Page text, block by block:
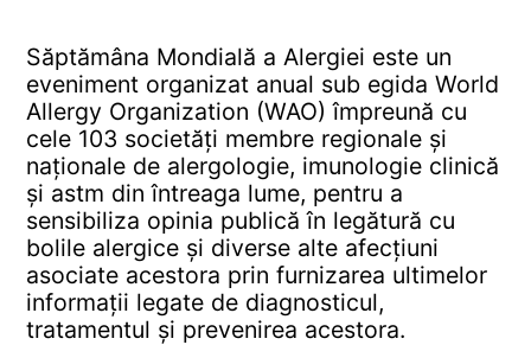
Săptămâna Mondială a Alergiei este un
eveniment organizat anual sub egida World
Allergy Organization (WAO) împreună cu
cele 103 societăți membre regionale și
naționale de alergologie, imunologie clinică
și astm din întreaga lume, pentru a
sensibiliza opinia publică în legătură cu
bolile alergice și diverse alte afecțiuni
asociate acestora prin furnizarea ultimelor
informații legate de diagnosticul,
tratamentul și prevenirea acestora.